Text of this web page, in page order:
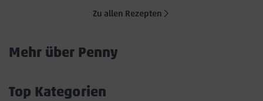
Zu allen Rezepten
Mehr über Penny
Top Kategorien